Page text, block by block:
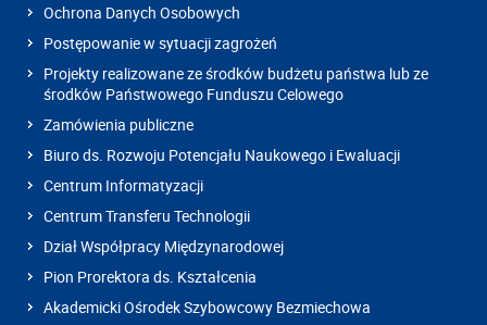
Ochrona Danych Osobowych
Postępowanie w sytuacji zagrożeń
Projekty realizowane ze środków budżetu państwa lub ze
środków Państwowego Funduszu Celowego
Zamówienia publiczne
Biuro ds. Rozwoju Potencjału Naukowego i Ewaluacji
Centrum Informatyzacji
Centrum Transferu Technologii
Dział Współpracy Międzynarodowej
Pion Prorektora ds. Kształcenia
Akademicki Ośrodek Szybowcowy Bezmiechowa